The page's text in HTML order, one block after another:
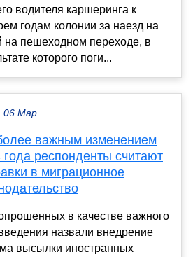
водителя каршеринга к
годам колонии за наезд на
на пешеходном переходе, в
которого поги...
06 Мар
важным изменением
года респонденты считают
в миграционное
в качестве важного
назвали внедрение
высылки иностранных